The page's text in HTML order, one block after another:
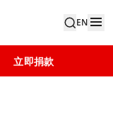
EN
立即捐款